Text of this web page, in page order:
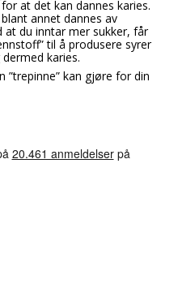
at det kan dannes karies.
annet dannes av
du inntar mer sukker, får
til å produsere syrer
karies.
”trepinne” kan gjøre for din